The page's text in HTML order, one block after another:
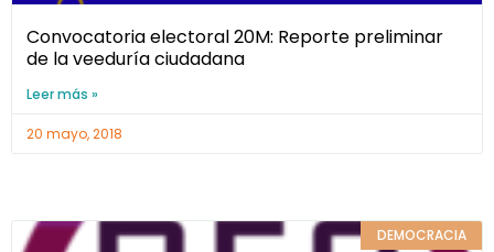
Convocatoria electoral 20M: Reporte preliminar
de la veeduría ciudadana
Leer más »
20 mayo, 2018
DEMOCRACIA